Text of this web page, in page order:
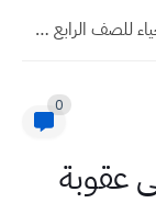
اسئلة واجوبة مادة الاحياء للصف الرابع العلمي الاسبوع الثاني للعام...
0
عقوبة